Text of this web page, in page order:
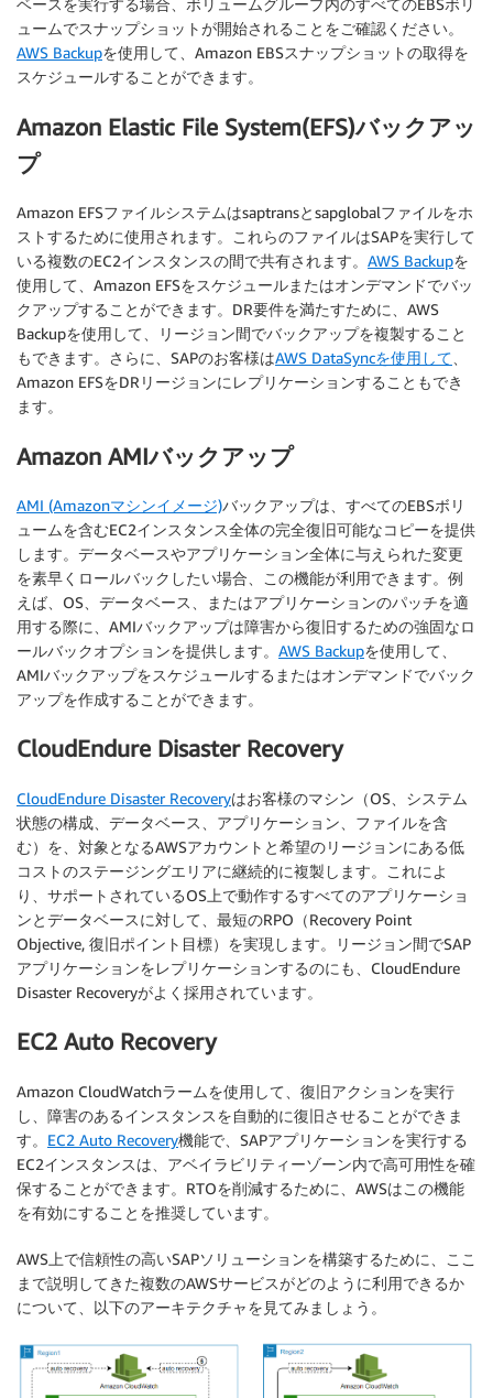
ベースを実行する場合、ボリュームグループ内のすべてのEBSボリ
ュームでスナップショットが開始されることをご確認ください。
AWS Backupを使用して、Amazon EBSスナップショットの取得を
スケジュールすることができます。
Amazon Elastic File System(EFS)バックアッ
プ
Amazon EFSファイルシステムはsaptransとsapglobalファイルをホ
ストするために使用されます。これらのファイルはSAPを実行して
いる複数のEC2インスタンスの間で共有されます。 AWS Backupを
使用して、Amazon EFSをスケジュールまたはオンデマンドでバッ
クアップすることができます。DR要件を満たすために、AWS
Backupを使用して、リージョン間でバックアップを複製すること
もできます。さらに、SAPのお客様はAWS DataSyncを使用して
Amazon EFSをDRリージョンにレプリケーションすることもでき
ます。
Amazon AMIバックアップ
AMI (Amazonマシンイメージ)バックアップは、すべてのEBSボリ
ュームを含むEC2インスタンス全体の完全復旧可能なコピーを提供
します。データベースやアプリケーション全体に与えられた変更
を素早くロールバックしたい場合、この機能が利用できます。例
えば、OS、データベース、またはアプリケーションのパッチを適
用する際に、AMIバックアップは障害から復旧するための強固なロ
ールバックオプションを提供します。 AWS Backupを使用して、
AMIバックアップをスケジュールするまたはオンデマンドでバック
アップを作成することができます。
CloudEndure Disaster Recovery
CloudEndure Disaster Recoveryはお客様のマシン（OS、システム
状態の構成、データベース、アプリケーション、ファイルを含
む）を、対象となるAWSアカウントと希望のリージョンにある低
コストのステージングエリアに継続的に複製します。これによ
り、サポートされているOS上で動作するすべてのアプリケーショ
ンとデータベースに対して、最短のRPO（Recovery Point
Objective, 復旧ポイント目標）を実現します。リージョン間でSAP
アプリケーションをレプリケーションするのにも、CloudEndure
Disaster Recoveryがよく採用されています。
EC2 Auto Recovery
Amazon CloudWatchラームを使用して、復旧アクションを実行
し、障害のあるインスタンスを自動的に復旧させることができま
す。 EC2 Auto Recovery機能で、SAPアプリケーションを実行する
EC2インスタンスは、アベイラビリティーゾーン内で高可用性を確
保することができます。RTOを削減するために、AWSはこの機能
を有効にすることを推奨しています。
AWS上で信頼性の高いSAPソリューションを構築するために、ここ
まで説明してきた複数のAWSサービスがどのように利用できるか
について、以下のアーキテクチャを見てみましょう。